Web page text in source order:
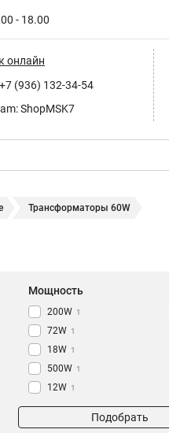
- 18.00
онлайн
(936) 132-34-54
ShopMSK7
Трансформаторы 60W
Мощность
200W 1
72W 1
18W 1
500W 1
12W 1
250W 1
350W 1
Подобрать